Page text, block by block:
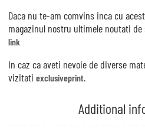
Daca nu te-am comvins inca cu
magazinul nostru ultimele noutati
link
In caz ca aveti nevoie de diverse
vizitati exclusiveprint.
Additional